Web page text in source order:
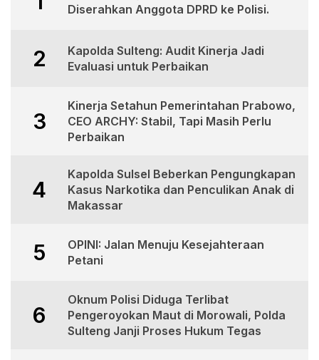
Diserahkan Anggota DPRD ke Polisi.
2
Kapolda Sulteng: Audit Kinerja Jadi
Evaluasi untuk Perbaikan
3
Kinerja Setahun Pemerintahan Prabowo,
CEO ARCHY: Stabil, Tapi Masih Perlu
Perbaikan
4
Kapolda Sulsel Beberkan Pengungkapan
Kasus Narkotika dan Penculikan Anak di
Makassar
5
OPINI: Jalan Menuju Kesejahteraan
Petani
6
Oknum Polisi Diduga Terlibat
Pengeroyokan Maut di Morowali, Polda
Sulteng Janji Proses Hukum Tegas